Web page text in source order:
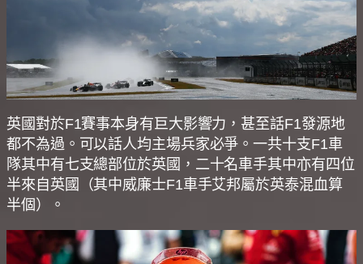
英國對於F1賽事本身有巨大影響力，甚至話F1發源地
都不為過。可以話人均主場兵家必爭。一共十支F1車
隊其中有七支總部位於英國，二十名車手其中亦有四位
半來自英國（其中威廉士F1車手艾邦屬於英泰混血算
半個）。